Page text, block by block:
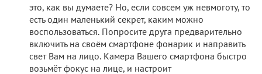
это, как вы думаете? Но, если совсем уж невмоготу, то
есть один маленький секрет, каким можно
воспользоваться. Попросите друга предварительно
включить на своём смартфоне фонарик и направить
свет Вам на лицо. Камера Вашего смартфона быстро
возьмёт фокус на лице, и настроит